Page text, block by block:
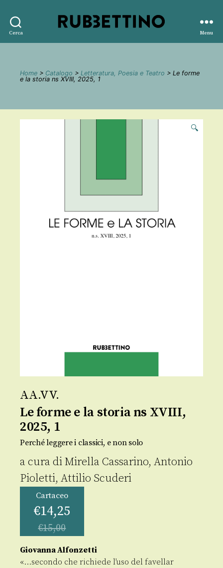
Cerca
editore
Menu
Home > Catalogo > Letteratura, Poesia e Teatro > Le forme
e la storia ns XVIII, 2025, 1
🔍
AA.VV.
Le forme e la storia ns XVIII,
2025, 1
Perché leggere i classici, e non solo
a cura diMirella Cassarino, Antonio
Pioletti, Attilio Scuderi
Cartaceo
€14,25
€15,00
Giovanna Alfonzetti
«…secondo che richiede l’uso del favellar